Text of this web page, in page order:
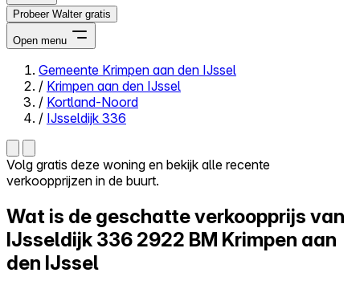
Probeer Walter gratis
Open menu
Close menu
Zelf kopen
Reviews
Prijzen
Log in
Gemeente Krimpen aan den IJssel
/ Krimpen aan den IJssel
/ Kortland-Noord
/ IJsseldijk 336
Volg gratis deze woning en bekijk alle recente
verkoopprijzen in de buurt.
Wat is de geschatte verkoopprijs van
IJsseldijk 336 2922 BM Krimpen aan
den IJssel